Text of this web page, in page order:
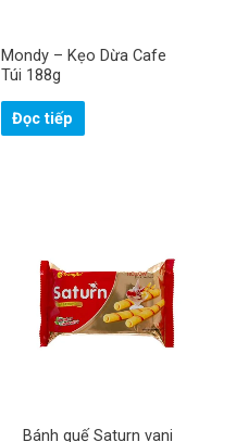
Mondy – Kẹo Dừa Cafe
Túi 188g
Đọc tiếp
Bánh quế Saturn vani